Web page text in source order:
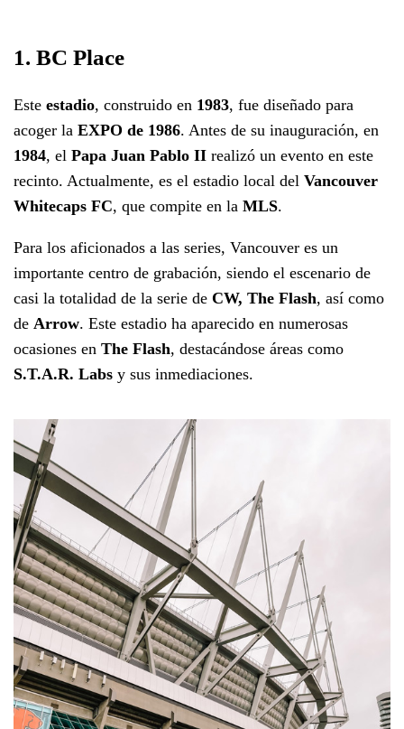
1. BC Place
Este estadio, construido en 1983, fue diseñado para
acoger la EXPO de 1986. Antes de su inauguración, en
1984, el Papa Juan Pablo II realizó un evento en este
recinto. Actualmente, es el estadio local del Vancouver
Whitecaps FC, que compite en la MLS.
Para los aficionados a las series, Vancouver es un
importante centro de grabación, siendo el escenario de
casi la totalidad de la serie de CW, The Flash, así como
de Arrow. Este estadio ha aparecido en numerosas
ocasiones en The Flash, destacándose áreas como
S.T.A.R. Labs y sus inmediaciones.